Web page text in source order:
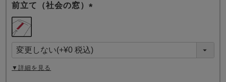
前立て（社会の窓）
須
)
▼詳細を見る